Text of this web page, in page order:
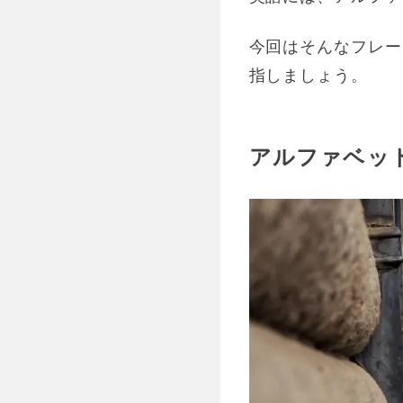
今回はそんなフレ
指しましょう。
アルファベッ